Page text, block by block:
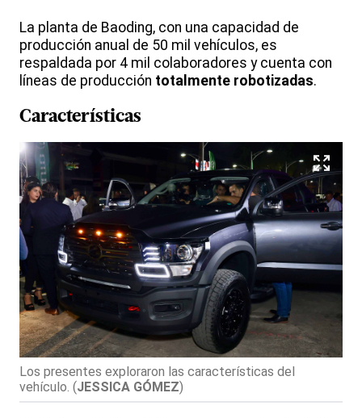
La planta de Baoding, con una capacidad de
producción anual de 50 mil vehículos, es
respaldada por 4 mil colaboradores y cuenta con
líneas de producción totalmente robotizadas.
Características
Los presentes exploraron las características del
vehículo. (JESSICA GÓMEZ)